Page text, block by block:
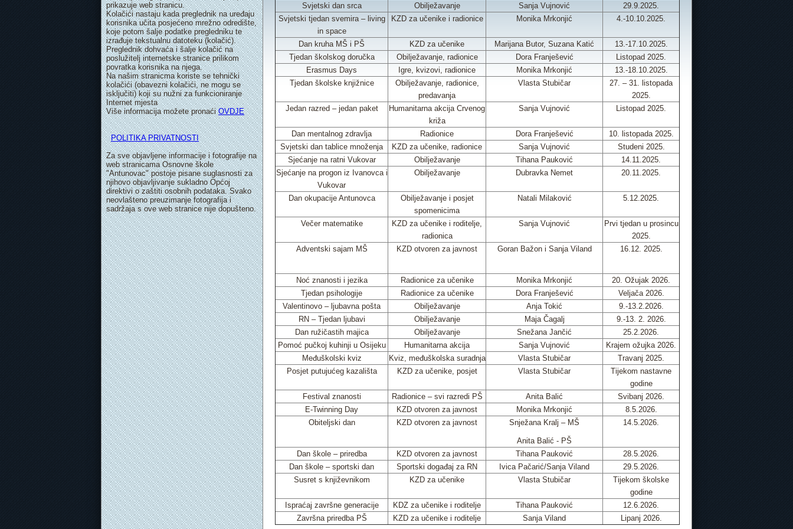
prikazuje web stranicu.
Kolačići nastaju kada preglednik na uređaju
korisnika učita posjećeno mrežno odredište,
koje potom šalje podatke pregledniku te
izrađuje tekstualnu datoteku (kolačić).
Preglednik dohvaća i šalje kolačić na
poslužitelj internetske stranice prilikom
povratka korisnika na njega.
Na našim stranicma koriste se tehnički
kolačići (obavezni kolačići, ne mogu se
isključiti) koji su nužni za funkcioniranje
Internet mjesta
Više informacija možete pronaćiOVDJE
POLITIKA PRIVATNOSTI
Za sve objavljene informacije i fotografije na
web stranicama Osnovne škole
"Antunovac" postoje pisane suglasnosti za
njihovo objavljivanje sukladno Općoj
direktivi o zaštiti osobnih podataka. Svako
neovlašteno preuzimanje fotografija i
sadržaja s ove web stranice nije dopušteno.
Svjetski dan srca
Obilježavanje Sanja Vujnović
29.9.2025.
Svjetski tjedan svemira – living
in space
KZD za učenike i radionice Monika Mrkonjić 4.-10.10.2025.
Dan kruha MŠ i PŠ KZD za učenike Marijana Butor, Suzana Katić
13.-17.10.2025.
Tjedan školskog doručka
Obilježavanje, radionice Dora Franješević
Listopad 2025.
Erasmus Days
Igre, kvizovi, radionice Monika Mrkonjić
13.-18.10.2025.
Tjedan školske knjižnice
Obilježavanje, radionice,
predavanja
Vlasta Stubičar
27. – 31. listopada
2025.
Jedan razred – jedan paket
Humanitarna akcija Crvenog
križa
Sanja Vujnović Listopad 2025.
Dan mentalnog zdravlja Radionice Dora Franješević
10. listopada 2025.
Svjetski dan tablice množenja
KZD za učenike, radionice Sanja Vujnović
Studeni 2025.
Sjećanje na ratni Vukovar
Obilježavanje Tihana Pauković
14.11.2025.
Sjećanje na progon iz Ivanovca i
Vukovar
Obilježavanje Dubravka Nemet 20.11.2025.
Dan okupacije Antunovca
Obilježavanje i posjet
spomenicima
Natali Milaković 5.12.2025.
Večer matematike
KZD za učenike i roditelje,
radionica
Sanja Vujnović
Prvi tjedan u prosincu
2025.
Adventski sajam MŠ
KZD otvoren za javnost Goran Bažon i Sanja Viland 16.12. 2025.
Noć znanosti i jezika Radionice za učenike Monika Mrkonjić
20. Ožujak 2026.
Tjedan psihologije
Radionice za učenike Dora Franješević
Veljača 2026.
Valentinovo – ljubavna pošta
Obilježavanje Anja Tokić
9.-13.2.2026.
RN – Tjedan ljubavi
Obilježavanje Maja Čagalj
9.-13. 2. 2026.
Dan ružičastih majica
Obilježavanje Snežana Jančić
25.2.2026.
Pomoć pučkoj kuhinji u Osijeku
Humanitarna akcija Sanja Vujnović
Krajem ožujka 2026.
Međuškolski kviz
Kviz, međuškolska suradnja Vlasta Stubičar
Travanj 2025.
Posjet putujućeg kazališta
KZD za učenike, posjet Vlasta Stubičar
Tijekom nastavne
godine
Festival znanosti
Radionice – svi razredi PŠ Anita Balić
Svibanj 2026.
E-Twinning Day
KZD otvoren za javnost Monika Mrkonjić
8.5.2026.
Obiteljski dan
KZD otvoren za javnost Snježana Kralj – MŠ
Anita Balić - PŠ
14.5.2026.
Dan škole – priredba KZD otvoren za javnost Tihana Pauković
28.5.2026.
Dan škole – sportski dan
Sportski događaj za RN Ivica Pačarić/Sanja Viland
29.5.2026.
Susret s književnikom
KZD za učenike Vlasta Stubičar
Tijekom školske
godine
Ispraćaj završne generacije
KDZ za učenike i roditelje Tihana Pauković
12.6.2026.
Završna priredba PŠ
KZD za učenike i roditelje Sanja Viland Lipanj 2026.